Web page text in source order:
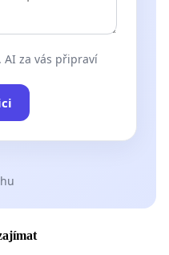
AI za vás připraví